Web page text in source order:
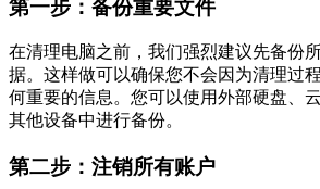
第一步 ： 备份重要文件
在清理电脑之前，我们强烈建议先备份
据。这样做可以确保您不会因为清理过
何重要的信息。您可以使用外部硬盘、
其他设备中进行备份。
第二步 ： 注销所有账户